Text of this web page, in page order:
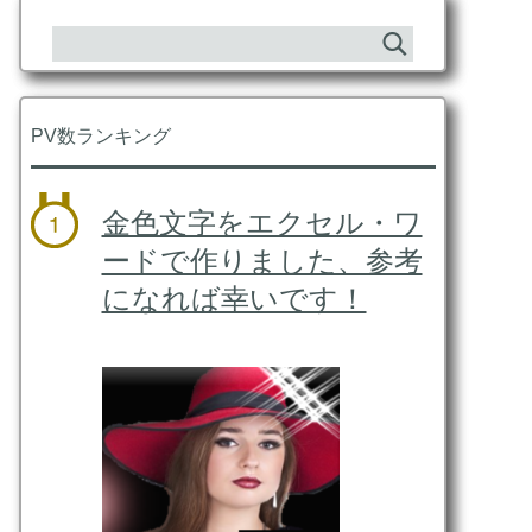
PV数ランキング
金色文字をエクセル・ワ
ードで作りました、参考
になれば幸いです！